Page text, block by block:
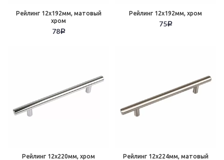
Рейлинг 12х192мм, матовый
хром
78Р
Рейлинг 12х192мм, хром
75Р
Рейлинг 12х220мм, хром
Рейлинг 12х224мм, матовый